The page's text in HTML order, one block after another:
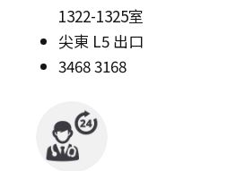
1322-1325室
尖東 L5 出口
3468 3168